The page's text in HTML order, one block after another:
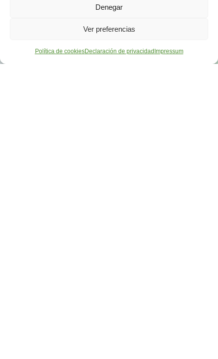
Denegar
Ver preferencias
Política de cookiesDeclaración de privacidad Impressum